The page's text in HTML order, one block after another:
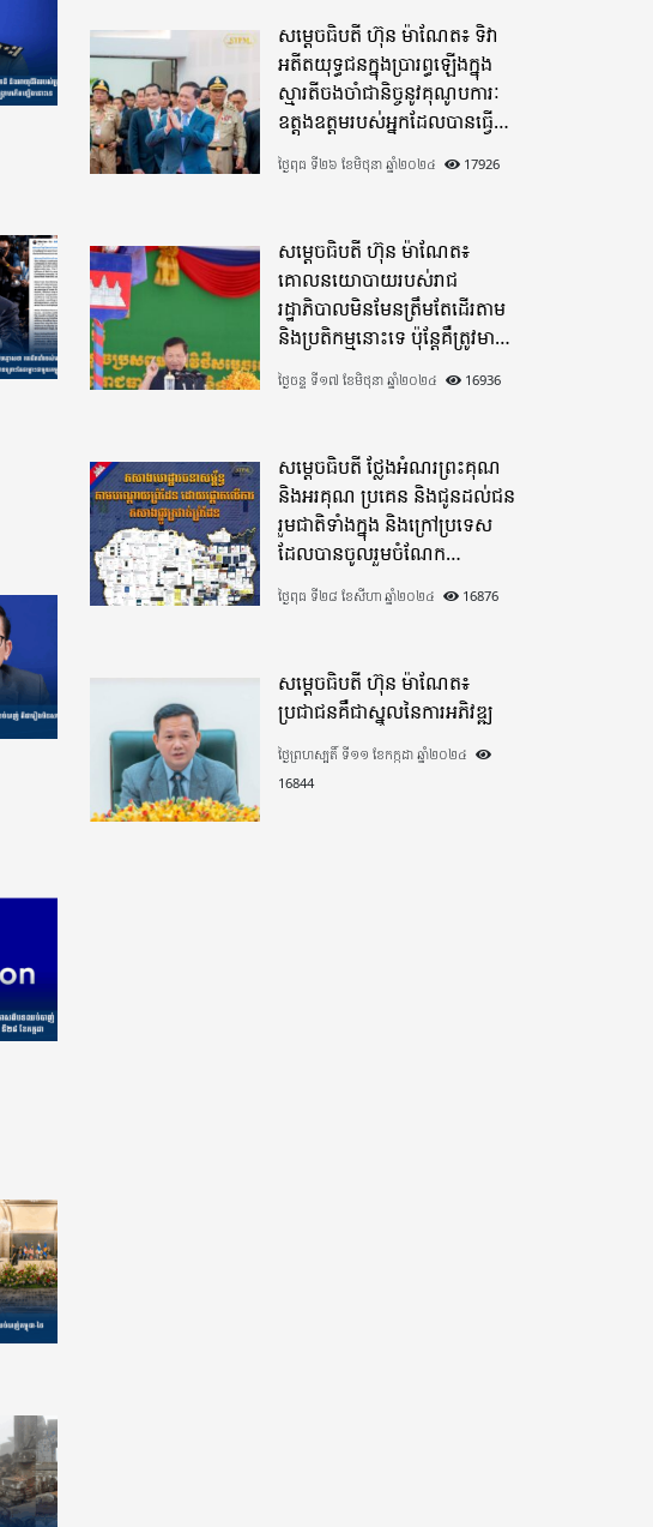
សម្តេចធិបតី ហ៊ុន ម៉ាណែត៖ ទិវា
អតីតយុទ្ធជនក្នុងប្រារព្ធឡើងក្នុង
ស្មារតីចងចាំជានិច្ចនូវគុណូបការៈ
ឧត្តុងឧត្តមរបស់អ្នកដែលបានធ្វើ
មហាពលីកម្ម
ថ្ងៃពុធ ទី២៦ ខែមិថុនា ឆ្នាំ២០២៤ 17926
សម្តេចធិបតី ហ៊ុន ម៉ាណែត៖
គោលនយោបាយរបស់រាជ
រដ្ឋាភិបាលមិនមែនត្រឹមតែដើរតាម
និងប្រតិកម្មនោះទេ ប៉ុន្តែគឺត្រូវមាន
ភាពបុរេសកម្ម
ថ្ងៃចន្ទ ទី១៧ ខែមិថុនា ឆ្នាំ២០២៤ 16936
សម្តេចធិបតី ថ្លែងអំណរព្រះគុណ
និងអរគុណ ប្រគេន និងជូនដល់ជន
រួមជាតិទាំងក្នុង​ និងក្រៅប្រទេស​
ដែលបានចូលរួមចំណែក
យ៉ាងផុលផុសបរិច្ចាគថវិកាក្នុង
«មូលនិធិកសាងហេដ្ឋារចនាសម្ព័ន្ធ
កសាងផ្លូវក្រវាត់ព្រំដែន
ថ្ងៃពុធ ទី២៨ ខែសីហា ឆ្នាំ២០២៤ 16876
សម្តេចធិបតី ហ៊ុន ម៉ាណែត៖
ប្រជាជនគឺជាស្នូលនៃការអភិវឌ្ឍ
ថ្ងៃព្រហស្បតិ៍ ទី១១ ខែកក្កដា ឆ្នាំ២០២៤
16844